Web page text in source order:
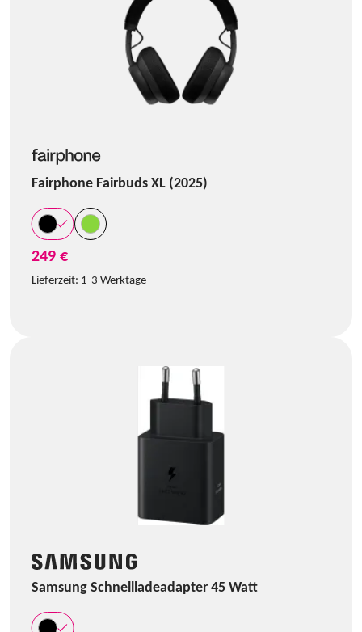
Fairphone Fairbuds XL (2025)
249 €
Lieferzeit: 1-3 Werktage
Samsung Schnellladeadapter 45 Watt